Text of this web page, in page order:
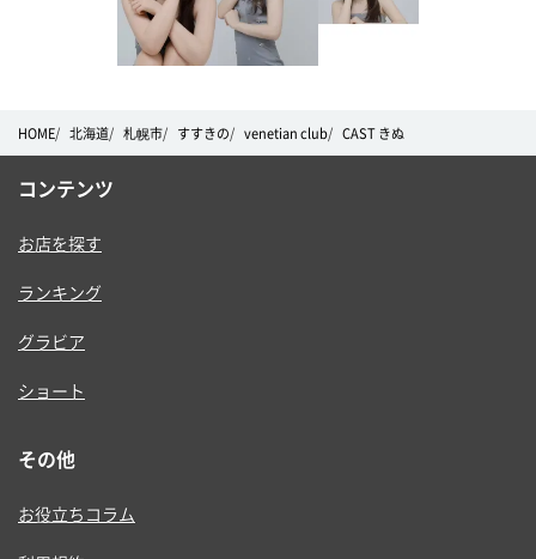
HOME 北海道 札幌市 すすきの venetian club CAST きぬ
コンテンツ
お店を探す
ランキング
グラビア
ショート
その他
お役立ちコラム